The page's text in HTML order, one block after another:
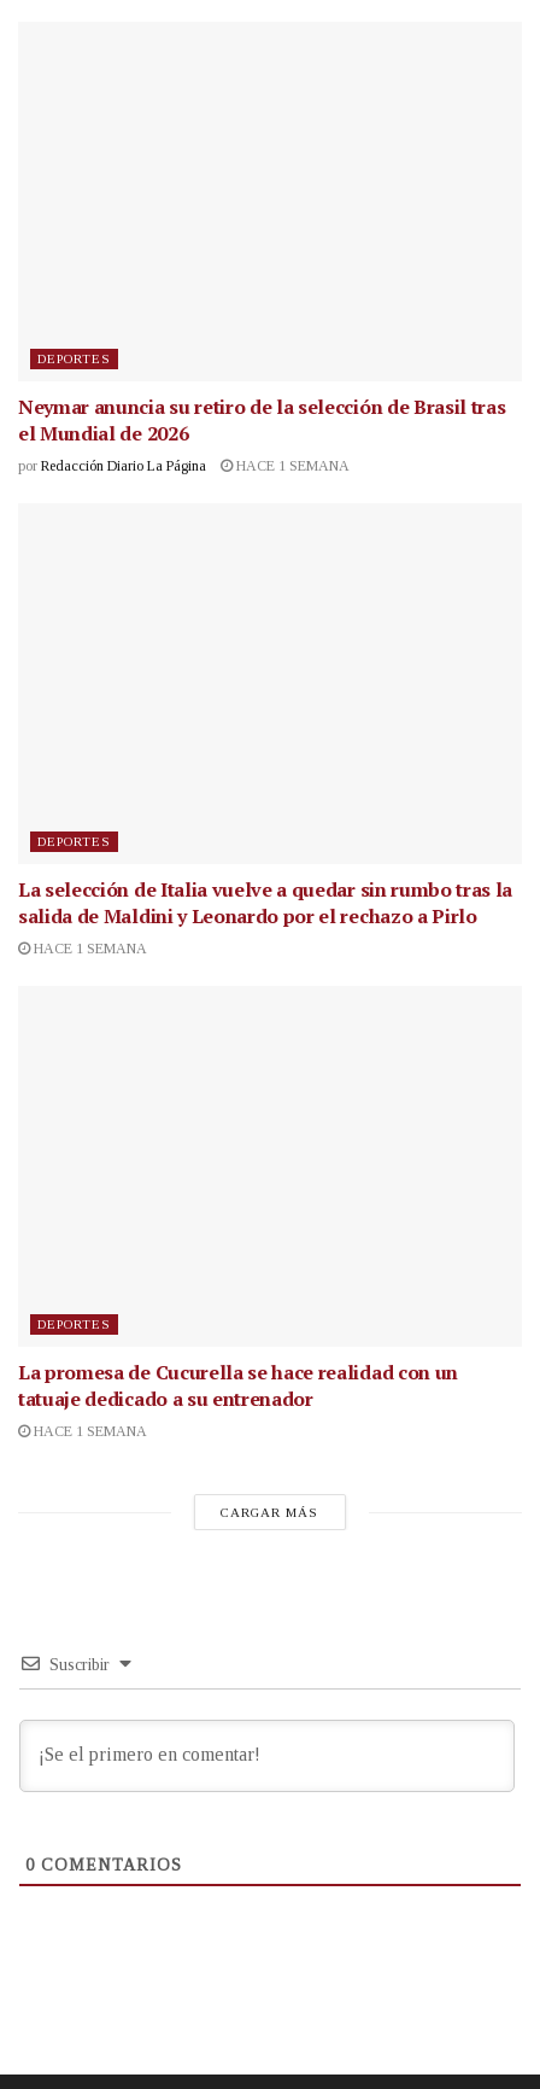
DEPORTES
Neymar anuncia su retiro de la selección de Brasil tras
el Mundial de 2026
por Redacción Diario La Página HACE 1 SEMANA
DEPORTES
La selección de Italia vuelve a quedar sin rumbo tras la
salida de Maldini y Leonardo por el rechazo a Pirlo
HACE 1 SEMANA
DEPORTES
La promesa de Cucurella se hace realidad con un
tatuaje dedicado a su entrenador
HACE 1 SEMANA
CARGAR MÁS
Suscribir
0 COMENTARIOS